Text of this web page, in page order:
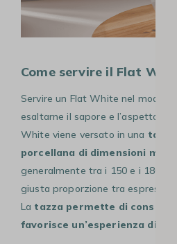
Come servire il Flat White
Servire un Flat White nel modo
esaltarne il sapore e l’aspetto.
White viene versato in una
porcellana di dimensioni
generalmente tra i 150 e i 180
giusta proporzione tra espresso,
La tazza permette di
favorisce un’esperienza di